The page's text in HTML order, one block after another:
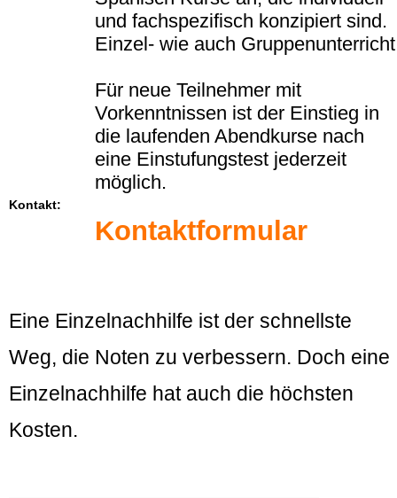
und fachspezifisch konzipiert sind.
Einzel- wie auch
Für neue Teilnehmer mit
Vorkenntnissen ist der Einstieg in
die laufenden Abendkurse nach
eine Einstufungstest jederzeit
möglich.
Kontakt:
Kontaktformular
Eine Einzelnachhilfe ist der schnellste
Weg, die Noten zu verbessern. Doch eine
Einzelnachhilfe hat auch die höchsten
Kosten.